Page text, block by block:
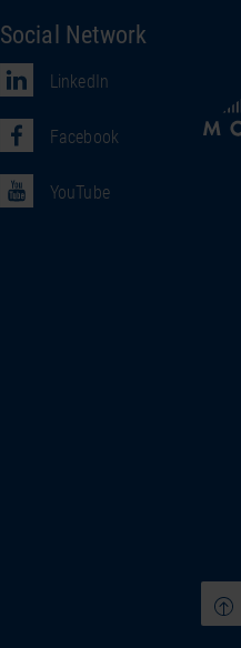
Social Network
LinkedIn
Facebook
YouTube